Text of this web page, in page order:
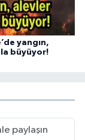
yangın,
büyüyor!